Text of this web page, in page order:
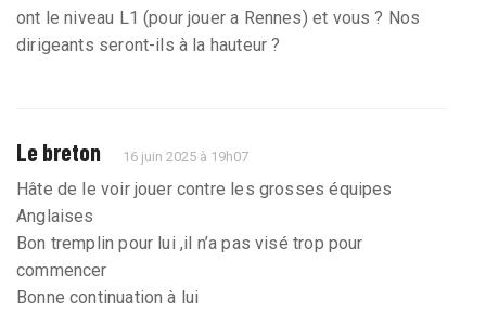
ont le niveau L1 (pour jouer a Rennes) et vous ? Nos
dirigeants seront-ils à la hauteur ?
Le breton 16 juin 2025 à 19h07
Hâte de le voir jouer contre les grosses équipes
Anglaises
Bon tremplin pour lui ,il n’a pas visé trop pour
commencer
Bonne continuation à lui